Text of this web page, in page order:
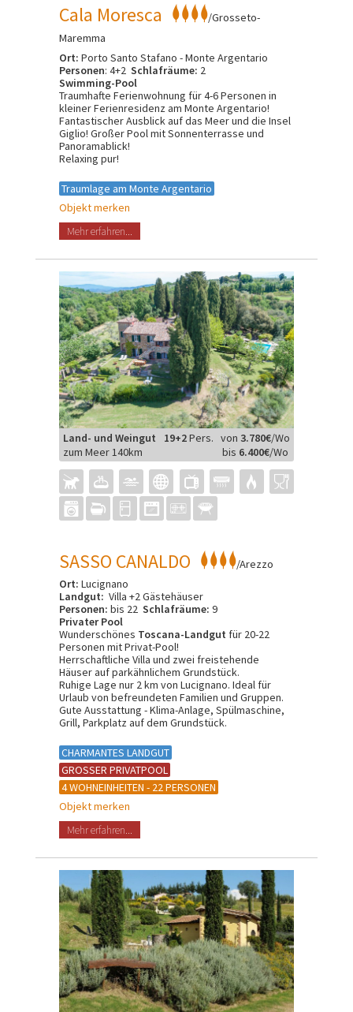
Cala Moresca
/Grosseto-
Maremma
Ort: Porto Santo Stafano - Monte Argentario
Personen: 4+2 Schlafräume: 2
Swimming-Pool
Traumhafte Ferienwohnung für 4-6 Personen in
kleiner Ferienresidenz am Monte Argentario!
Fantastischer Ausblick auf das Meer und die Insel
Giglio! Großer Pool mit Sonnenterrasse und
Panoramablick!
Relaxing pur!
Traumlage am Monte Argentario
Objekt merken
Mehr erfahren...
Land- und Weingut 19+2Pers. von 3.780€/Wo
bis 6.400€/Wo
zum Meer 140km
SASSO CANALDO
/Arezzo
Ort: Lucignano
Landgut: Villa +2 Gästehäuser
Personen: bis 22 Schlafräume: 9
Privater Pool
Wunderschönes Toscana-Landgut für 20-22
Personen mit Privat-Pool!
Herrschaftliche Villa und zwei freistehende
Häuser auf parkähnlichem Grundstück.
Ruhige Lage nur 2 km von Lucignano. Ideal für
Urlaub von befreundeten Familien und Gruppen.
Gute Ausstattung - Klima-Anlage, Spülmaschine,
Grill, Parkplatz auf dem Grundstück.
CHARMANTES LANDGUT
GROSSER PRIVATPOOL
4 WOHNEINHEITEN - 22 PERSONEN
Objekt merken
Mehr erfahren...